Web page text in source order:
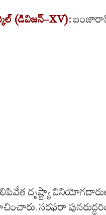
(డివిజన్-XV):
దృష్ట్యా
సరఫరా